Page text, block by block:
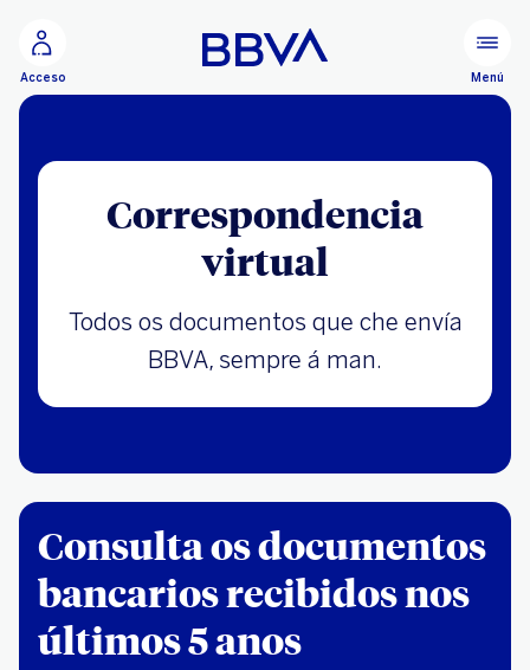
Acceso Menú
Correspondencia
virtual
Todos os documentos que che envía
BBVA, sempre á man.
Consulta os documentos
bancarios recibidos nos
últimos 5 anos